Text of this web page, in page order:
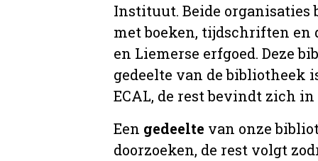
Instituut. Beide organisaties
met boeken, tijdschriften
en Liemerse erfgoed. Deze
gedeelte van de bibliotheek
ECAL, de rest bevindt zich
Een gedeelte van onze
doorzoeken, de rest volgt